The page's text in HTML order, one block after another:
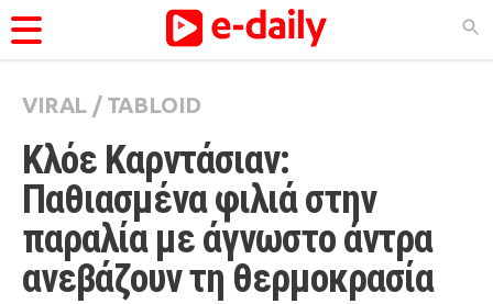
ΚΑΤΗΓΟΡΊΕΣ
Ειδήσεις
Θέματα
Videos
Podcasts
VIRAL / TABLOID
Κλόε Καρντάσιαν:
Παθιασμένα φιλιά στην
παραλία με άγνωστο άντρα
ανεβάζουν τη θερμοκρασία